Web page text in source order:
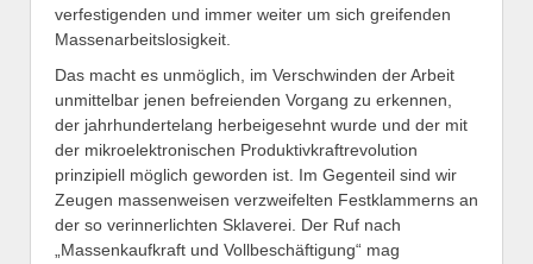
verfestigenden und immer weiter um sich greifenden
Massenarbeitslosigkeit.
Das macht es unmöglich, im Verschwinden der Arbeit
unmittelbar jenen befreienden Vorgang zu erkennen,
der jahrhundertelang herbeigesehnt wurde und der mit
der mikroelektronischen Produktivkraftrevolution
prinzipiell möglich geworden ist. Im Gegenteil sind wir
Zeugen massenweisen verzweifelten Festklammerns an
der so verinnerlichten Sklaverei. Der Ruf nach
„Massenkaufkraft und Vollbeschäftigung“ mag